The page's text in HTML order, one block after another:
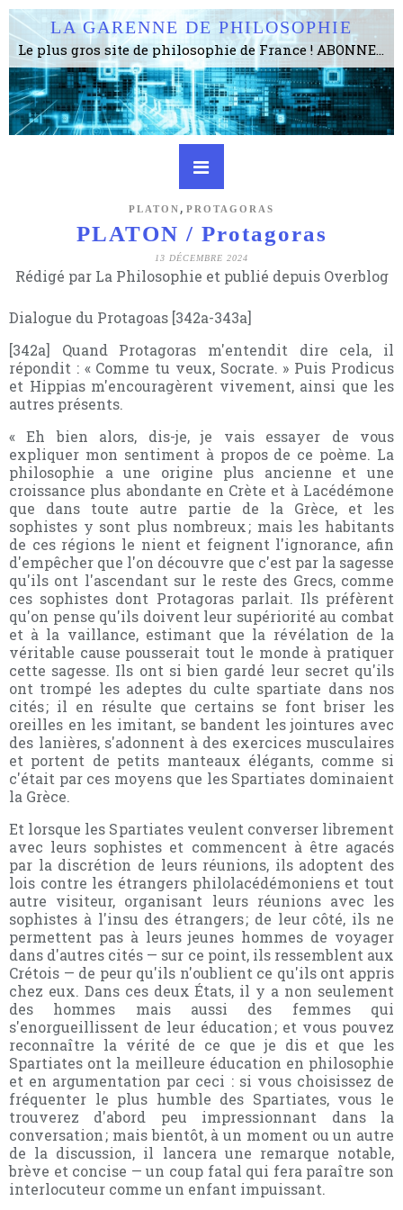
LA GARENNE DE PHILOSOPHIE
Le plus gros site de philosophie de France ! ABONNEZ-VOUS ! 4115 Articles, 1634 abonné·e·s, depuis 2006 . . . . . . . . 2 852 214 pages vues jusqu'à présent. Prestance et être apte à un plus grand nombre de choses.
PLATON , PROTAGORAS
PLATON / Protagoras
13 DÉCEMBRE 2024
Rédigé par La Philosophie et publié depuis Overblog
Dialogue du Protagoas [342a-343a]
[342a] Quand Protagoras m'entendit dire cela, il
répondit : « Comme tu veux, Socrate. » Puis Prodicus
et Hippias m'encouragèrent vivement, ainsi que les
autres présents.
« Eh bien alors, dis-je, je vais essayer de vous
expliquer mon sentiment à propos de ce poème. La
philosophie a une origine plus ancienne et une
croissance plus abondante en Crète et à Lacédémone
que dans toute autre partie de la Grèce, et les
sophistes y sont plus nombreux ; mais les habitants
de ces régions le nient et feignent l'ignorance, afin
d'empêcher que l'on découvre que c'est par la sagesse
qu'ils ont l'ascendant sur le reste des Grecs, comme
ces sophistes dont Protagoras parlait. Ils préfèrent
qu'on pense qu'ils doivent leur supériorité au combat
et à la vaillance, estimant que la révélation de la
véritable cause pousserait tout le monde à pratiquer
cette sagesse. Ils ont si bien gardé leur secret qu'ils
ont trompé les adeptes du culte spartiate dans nos
cités ; il en résulte que certains se font briser les
oreilles en les imitant, se bandent les jointures avec
des lanières, s'adonnent à des exercices musculaires
et portent de petits manteaux élégants, comme si
c'était par ces moyens que les Spartiates dominaient
la Grèce.
Et lorsque les Spartiates veulent converser librement
avec leurs sophistes et commencent à être agacés
par la discrétion de leurs réunions, ils adoptent des
lois contre les étrangers philolacédémoniens et tout
autre visiteur, organisant leurs réunions avec les
sophistes à l'insu des étrangers ; de leur côté, ils ne
permettent pas à leurs jeunes hommes de voyager
dans d'autres cités — sur ce point, ils ressemblent aux
Crétois — de peur qu'ils n'oublient ce qu'ils ont appris
chez eux. Dans ces deux États, il y a non seulement
des hommes mais aussi des femmes qui
s'enorgueillissent de leur éducation ; et vous pouvez
reconnaître la vérité de ce que je dis et que les
Spartiates ont la meilleure éducation en philosophie
et en argumentation par ceci : si vous choisissez de
fréquenter le plus humble des Spartiates, vous le
trouverez d'abord peu impressionnant dans la
conversation ; mais bientôt, à un moment ou un autre
de la discussion, il lancera une remarque notable,
brève et concise — un coup fatal qui fera paraître son
interlocuteur comme un enfant impuissant.